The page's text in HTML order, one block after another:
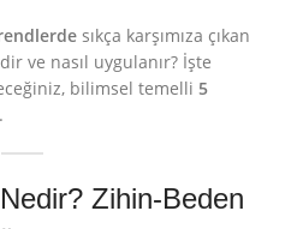
sıkça karşımıza çıkan
ve nasıl uygulanır? İşte
bilimsel temelli 5
.
Zihin-Beden